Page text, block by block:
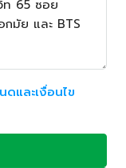
ดและเงื่อนไข